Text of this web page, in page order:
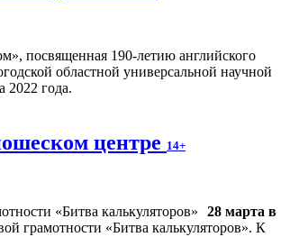
посвященная 190-летию английского
областной универсальной научной
2022 года.
центре 14+
28 марта в
грамотности «Битва калькуляторов». К